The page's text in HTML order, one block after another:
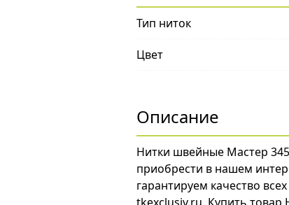
Тип ниток
Цвет
Описание
Нитки швейные Мастер
приобрести в нашем
гарантируем качество